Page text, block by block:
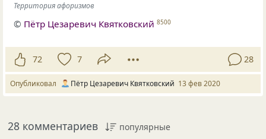
Территория афоризмов
© Пётр Цезаревич Квятковский 8500
72 7 28
Опубликовал Пётр Цезаревич Квятковский 13 фев 2020
28 комментариев популярные